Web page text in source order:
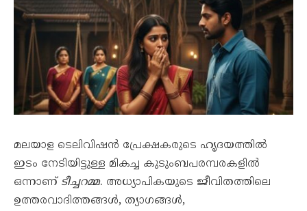
മലയാള ടെലിവിഷൻ പ്രേക്ഷകരുടെ ഹൃദയത്തിൽ
ഇടം നേടിയിട്ടുള്ള മികച്ച കുടുംബപരമ്പരകളിൽ
ഒന്നാണ് ടീച്ചറമ്മ. അധ്യാപികയുടെ ജീവിതത്തിലെ
ഉത്തരവാദിത്തങ്ങൾ, ത്യാഗങ്ങൾ,